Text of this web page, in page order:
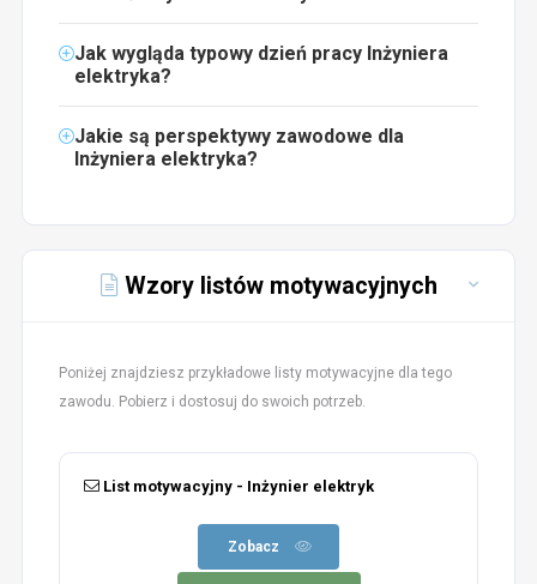
Jak wygląda typowy dzień pracy Inżyniera
elektryka?
Jakie są perspektywy zawodowe dla
Inżyniera elektryka?
Wzory listów motywacyjnych
Poniżej znajdziesz przykładowe listy motywacyjne dla tego
zawodu. Pobierz i dostosuj do swoich potrzeb.
List motywacyjny - Inżynier elektryk
Zobacz